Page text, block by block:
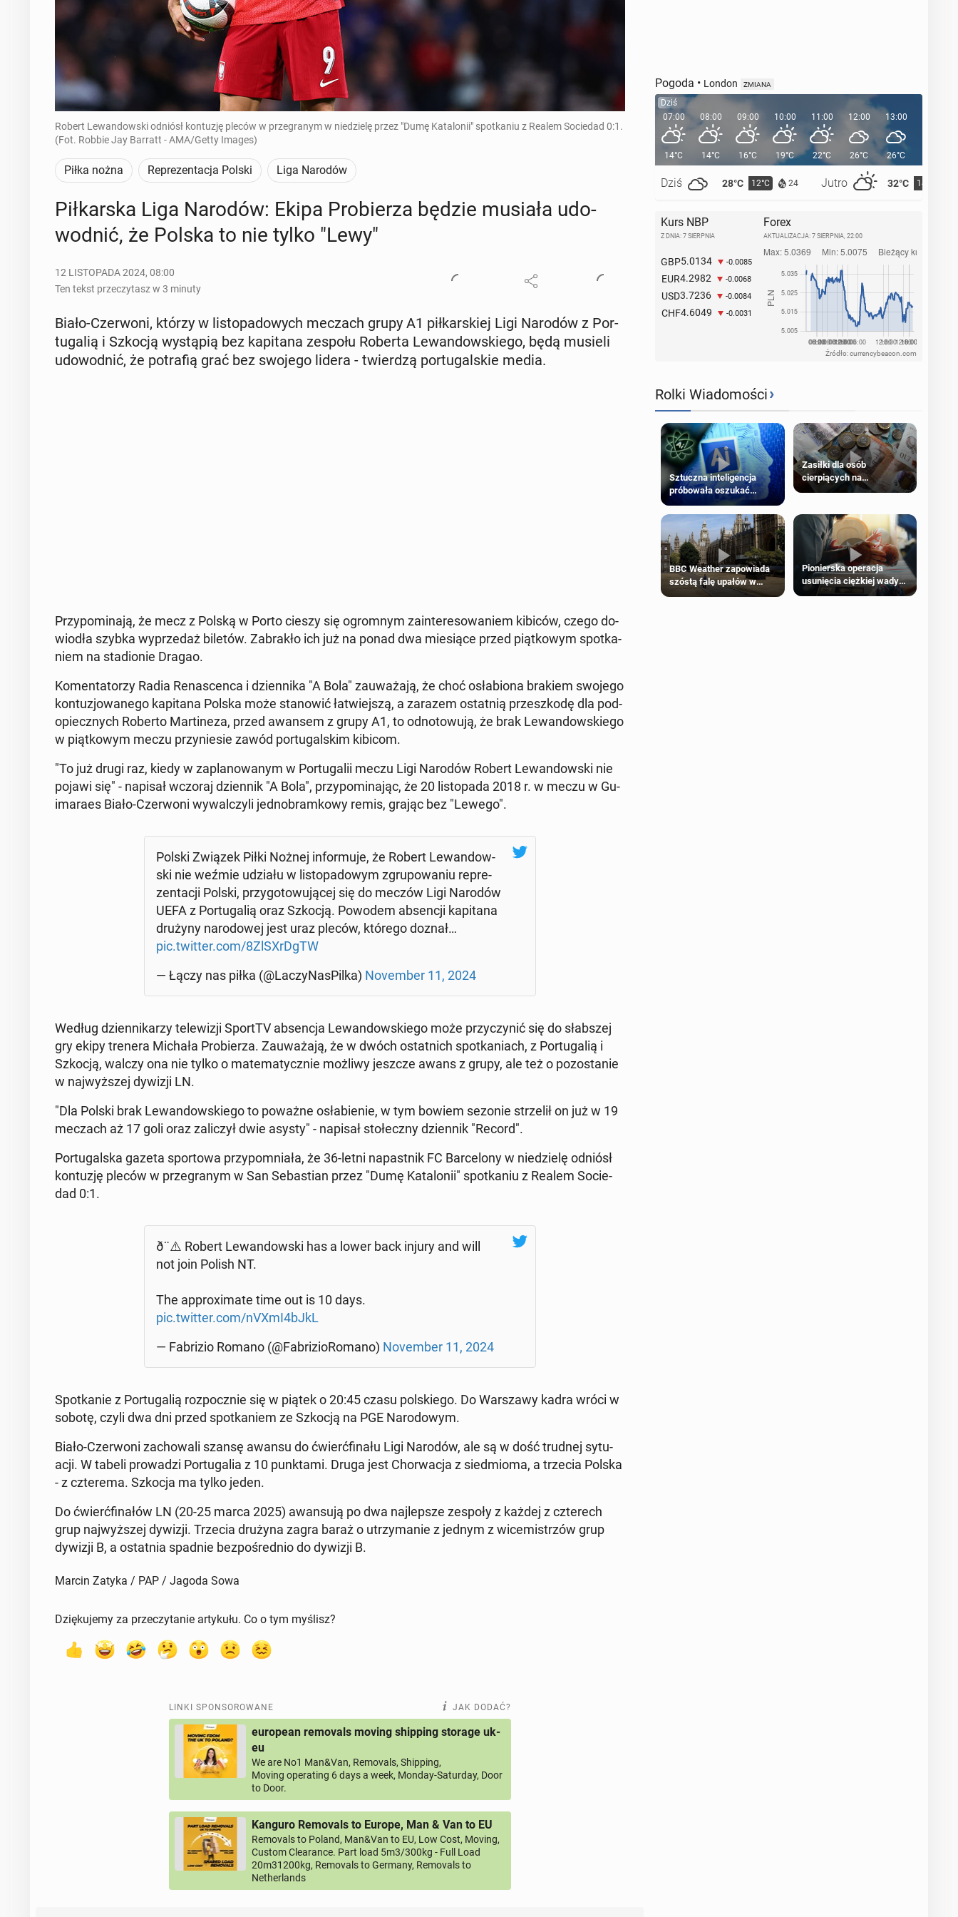
Robert Lewandowski odniósł kontuzję pleców w przegranym w niedzielę przez "Dumę Katalonii" spotkaniu z Realem Sociedad 0:1.
(Fot. Robbie Jay Barratt - AMA/Getty Images)
Piłka nożna Reprezentacja Polski Liga Narodów
Pił­kar­ska Liga Narodów: Ekipa Pro­bie­rza będzie musiała udo­
wod­nić, że Polska to nie tylko "Lewy"
12 LISTOPADA 2024, 08:00
Ten tekst przeczytasz w 3 minuty
Biało-Czer­wo­ni, którzy w li­sto­pa­do­wych meczach grupy A1 pił­kar­skiej Ligi Narodów z Por­
tu­ga­lią i Szkocją wy­stą­pią bez ka­pi­ta­na zespołu Roberta Le­wan­dow­skie­go, będą musieli
udo­wod­nić, że po­tra­fią grać bez swojego lidera - twier­dzą por­tu­gal­skie media.
Przy­po­mi­na­ją, że mecz z Polską w Porto cieszy się ogrom­nym za­in­te­re­so­wa­niem kibiców, czego do­
wio­dła szybka wy­prze­daż biletów. Za­bra­kło ich już na ponad dwa mie­sią­ce przed piąt­ko­wym spo­tka­
niem na sta­dio­nie Dragao.
Ko­men­ta­to­rzy Radia Re­na­scen­ca i dzien­ni­ka "A Bola" za­uwa­ża­ją, że choć osła­bio­na brakiem swojego
kon­tu­zjo­wa­ne­go ka­pi­ta­na Polska może sta­no­wić ła­twiej­szą, a zarazem ostat­nią prze­szko­dę dla pod­
opiecz­nych Roberto Mar­ti­ne­za, przed awansem z grupy A1, to od­no­to­wu­ją, że brak Le­wan­dow­skie­go
w piąt­ko­wym meczu przy­nie­sie zawód por­tu­gal­skim kibicom.
"To już drugi raz, kiedy w za­pla­no­wa­nym w Por­tu­ga­lii meczu Ligi Narodów Robert Le­wan­dow­ski nie
pojawi się" - napisał wczoraj dzien­nik "A Bola", przy­po­mi­na­jąc, że 20 li­sto­pa­da 2018 r. w meczu w Gu­
ima­ra­es Biało-Czer­wo­ni wy­wal­czy­li jed­no­bram­ko­wy remis, grając bez "Lewego".
Polski Związek Piłki Nożnej in­for­mu­je, że Robert Le­wan­dow­
ski nie weźmie udziału w li­sto­pa­do­wym zgru­po­wa­niu re­pre­
zen­ta­cji Polski, przy­go­to­wu­ją­cej się do meczów Ligi Narodów
UEFA z Por­tu­ga­lią oraz Szkocją. Powodem ab­sen­cji ka­pi­ta­na
drużyny na­ro­do­wej jest uraz pleców, którego doznał…
pic.twitter.com/8ZlSXrDgTW
— Łączy nas piłka (@La­czy­Na­sPil­ka) No­vem­ber 11, 2024
Według dzien­ni­ka­rzy te­le­wi­zji SportTV ab­sen­cja Le­wan­dow­skie­go może przy­czy­nić się do słab­szej
gry ekipy trenera Michała Pro­bie­rza. Za­uwa­ża­ją, że w dwóch ostat­nich spo­tka­niach, z Por­tu­ga­lią i
Szkocją, walczy ona nie tylko o ma­te­ma­tycz­nie możliwy jeszcze awans z grupy, ale też o po­zo­sta­nie
w naj­wyż­szej dywizji LN.
"Dla Polski brak Le­wan­dow­skie­go to poważne osła­bie­nie, w tym bowiem sezonie strze­lił on już w 19
meczach aż 17 goli oraz za­li­czył dwie asysty" - napisał sto­łecz­ny dzien­nik "Record".
Por­tu­gal­ska gazeta spor­to­wa przy­po­mnia­ła, że 36-letni na­past­nik FC Bar­ce­lo­ny w nie­dzie­lę odniósł
kon­tu­zję pleców w prze­gra­nym w San Se­ba­stian przez "Dumę Ka­ta­lo­nii" spo­tka­niu z Realem So­cie­
dad 0:1.
ð¨⚠️ Robert Le­wan­dow­ski has a lower back injury and will
not join Polish NT.
The ap­pro­xi­ma­te time out is 10 days.
pic.twitter.com/nVXmI4bJkL
— Fa­bri­zio Romano (@Fa­bri­zio­Ro­ma­no) No­vem­ber 11, 2024
Spo­tka­nie z Por­tu­ga­lią roz­pocz­nie się w piątek o 20:45 czasu pol­skie­go. Do War­sza­wy kadra wróci w
sobotę, czyli dwa dni przed spo­tka­niem ze Szkocją na PGE Na­ro­do­wym.
Biało-Czer­wo­ni za­cho­wa­li szansę awansu do ćwierć­fi­na­łu Ligi Narodów, ale są w dość trudnej sy­tu­
acji. W tabeli pro­wa­dzi Por­tu­ga­lia z 10 punk­ta­mi. Druga jest Chor­wa­cja z sied­mio­ma, a trzecia Polska
- z czte­re­ma. Szkocja ma tylko jeden.
Do ćwierć­fi­na­łów LN (20-25 marca 2025) awan­su­ją po dwa naj­lep­sze zespoły z każdej z czte­rech
grup naj­wyż­szej dywizji. Trzecia drużyna zagra baraż o utrzy­ma­nie z jednym z wi­ce­mi­strzów grup
dywizji B, a ostat­nia spadnie bez­po­śred­nio do dywizji B.
Marcin Zatyka / PAP / Jagoda Sowa
Dziękujemy za przeczytanie artykułu. Co o tym myślisz?
LINKI SPONSOROWANE JAK DODAĆ?
european removals moving shipping storage uk-
eu
We are No1 Man&Van, Removals, Shipping,
Moving operating 6 days a week, Monday-Saturday, Door
to Door.
Kanguro Removals to Europe, Man & Van to EU
Removals to Poland, Man&Van to EU, Low Cost, Moving,
Custom Clearance. Part load 5m3/300kg - Full Load
20m31200kg, Removals to Germany, Removals to
Netherlands
Pogoda • London ZMIANA
Dziś
07:00
14°C
Dziś 28°C 12°C 24 Jutro 32°C 14°C
08:00
14°C
09:00
16°C
10:00
19°C
11:00
22°C
12:00
26°C
13:00
26°C
Kurs NBP
Z DNIA: 7 SIERPNIA
GBP5.0134 -0.0085
EUR4.2982 -0.0068
USD3.7236 -0.0084
CHF4.6049 -0.0031
Forex
AKTUALIZACJA: 7 SIERPNIA, 22:00
Źródło: currencybeacon.com
Rolki Wiadomości›
Sztuczna inteligencja
próbowała oszukać
człowieka
Zasiłki dla osób
cierpiących na
schorzenia psychiczne
BBC Weather zapowiada
szóstą falę upałów w
Londynie
Pionierska operacja
usunięcia ciężkiej wady
wrodzonej płodu w łonie